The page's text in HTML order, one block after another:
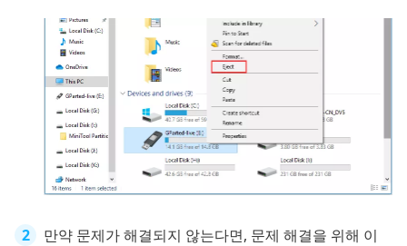
만약 문제가 해결되지 않는다면, 문제 해결을 위해 이